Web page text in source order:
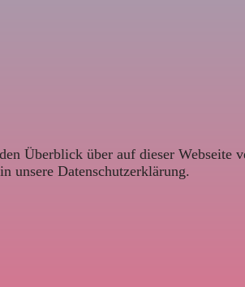
Überblick über auf dieser
unsere Datenschutzerklärung.